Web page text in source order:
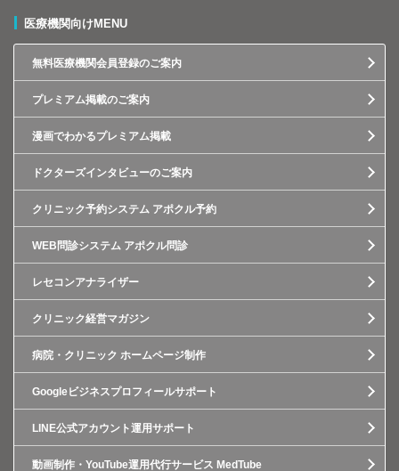
医療機関向けMENU
無料医療機関会員登録のご案内
プレミアム掲載のご案内
漫画でわかるプレミアム掲載
ドクターズインタビューのご案内
クリニック予約システム アポクル予約
WEB問診システム アポクル問診
レセコンアナライザー
クリニック経営マガジン
病院・クリニック ホームページ制作
Googleビジネスプロフィールサポート
LINE公式アカウント運用サポート
動画制作・YouTube運用代行サービス MedTube